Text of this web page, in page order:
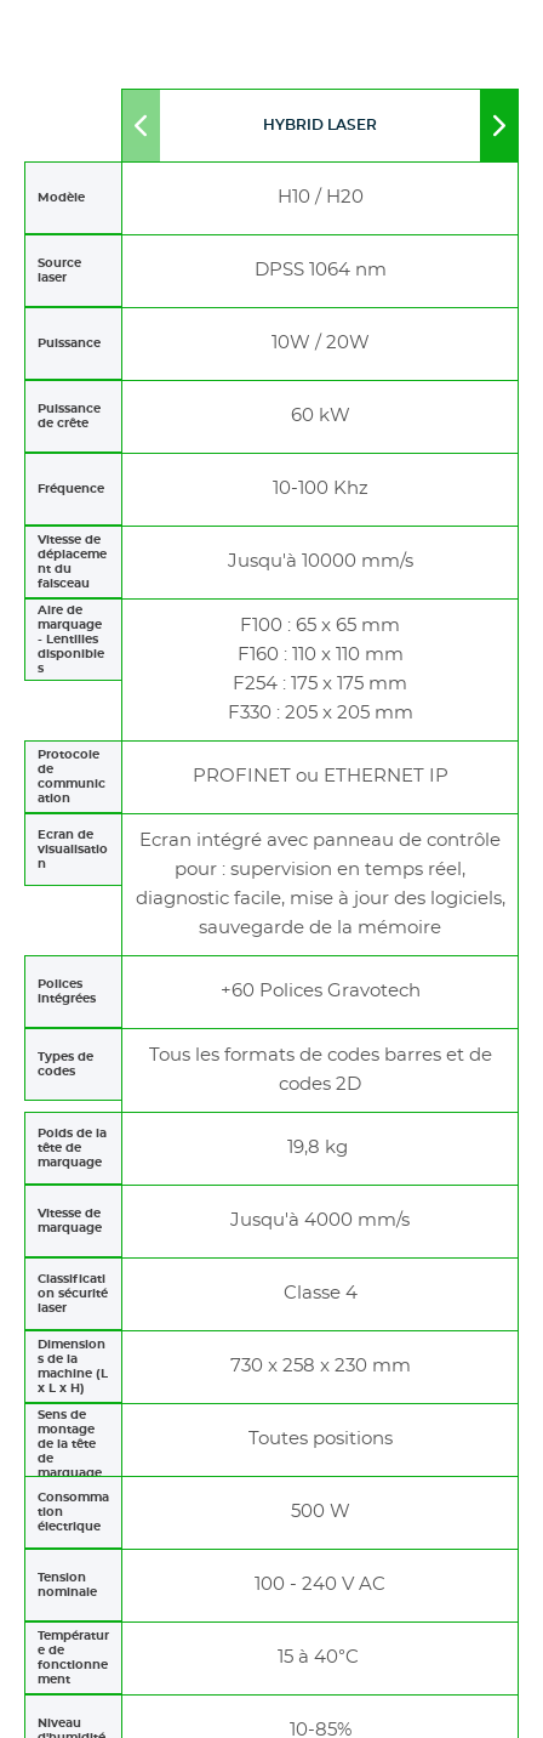
Move
HYBRID LASER
Modèle H10 / H20
Source
laser
DPSS 1064 nm
Puissance 10W / 20W
Puissance
de crête
60 kW
Fréquence 10-100 Khz
Vitesse de
déplaceme
nt du
faisceau
Jusqu'à 10000 mm/s
Aire de
marquage
- Lentilles
disponible
s
F100 : 65 x 65 mm
F160 : 110 x 110 mm
F254 : 175 x 175 mm
F330 : 205 x 205 mm
Protocole
de
communic
ation
PROFINET ou ETHERNET IP
Ecran de
visualisatio
n
Ecran intégré avec panneau de contrôle
pour : supervision en temps réel,
diagnostic facile, mise à jour des logiciels,
sauvegarde de la mémoire
Polices
intégrées
+60 Polices Gravotech
Types de
codes
Tous les formats de codes barres et de
codes 2D
Poids de la
tête de
marquage
19,8 kg
Vitesse de
marquage
Jusqu'à 4000 mm/s
Classificati
on sécurité
laser
Classe 4
Dimension
s de la
machine (L
x L x H)
730 x 258 x 230 mm
Sens de
montage
de la tête
de
marquage
Toutes positions
Consomma
tion
électrique
500 W
Tension
nominale
100 - 240 V AC
Températur
e de
fonctionne
ment
15 à 40°C
Niveau
10-85%